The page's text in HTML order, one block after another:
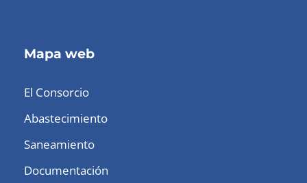
Mapa web
El Consorcio
Abastecimiento
Saneamiento
Documentación